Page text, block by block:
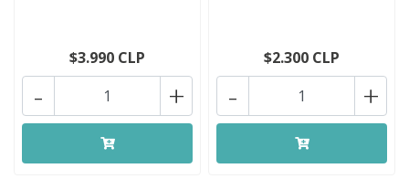
$3.990 CLP
+
-
$2.300 CLP
+
-